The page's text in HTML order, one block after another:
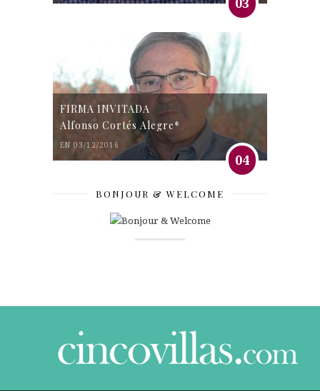
FIRMA INVITADA
Alfonso Cortés Alegre*
EN 03/12/2016
04
BONJOUR & WELCOME